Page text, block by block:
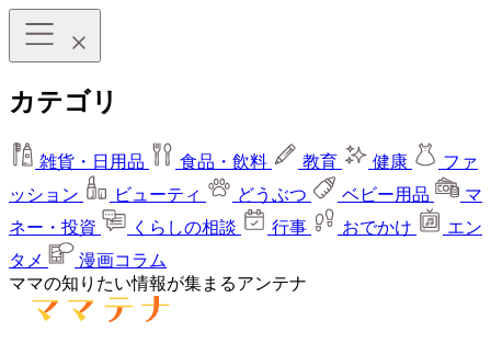
カテゴリ
雑貨・日用品 食品・飲料 教育 健康
ファ
ッション
ビューティ どうぶつ ベビー用品
マ
ネー・投資
くらしの相談 行事 おでかけ
エン
タメ
漫画コラム
ママの知りたい情報が集まるアンテナ